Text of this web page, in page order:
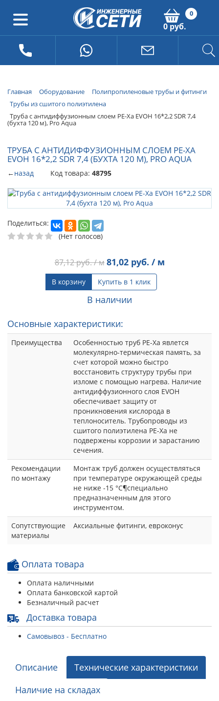
0
0 руб.
Главная Оборудование
Полипропиленовые трубы и фитинги
Трубы из сшитого полиэтилена
Труба с антидиффузионным слоем PE-Xa EVOH 16*2,2 SDR 7,4
(бухта 120 м), Pro Aqua
ТРУБА С АНТИДИФФУЗИОННЫМ СЛОЕМ PE-XA
EVOH 16*2,2 SDR 7,4 (БУХТА 120 М), PRO AQUA
←назад Код товара: 48795
Поделиться:
(Нет голосов)
87,12руб. / м 81,02руб. / м
В корзину Купить в 1 клик
В наличии
Основные характеристики:
Преимущества
Особенностью труб PE-Xа явлется
молекулярно-термическая память, за
счет которой можно быстро
восстановить структуру трубы при
изломе с помощью нагрева. Наличие
антидиффузионного слоя EVOH
обеспечивает защиту от
проникновения кислорода в
теплоноситель. Трубопроводы из
сшитого полиэтилена PE-Xа не
подвержены коррозии и зарастанию
сечения.
Рекомендации
по монтажу
Монтаж труб должен осуществляться
при температуре окружающей среды
не ниже -15 °С¶специально
предназначенным для этого
инструментом.
Сопутствующие
материалы
Аксиальные фитинги, евроконус
Оплата товара
Оплата наличными
Оплата банковской картой
Безналичный расчет
Доставка товара
Самовывоз - Бесплатно
Описание
Технические характеристики
Наличие на складах